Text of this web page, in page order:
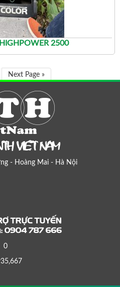
2500
Next Page »
VIEÄT NAM
- Hoàng Mai - Hà Nội
0